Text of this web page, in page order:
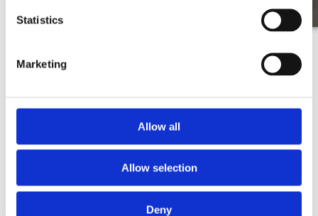
Statistics
Marketing
Allow all
Allow selection
Deny
Hier niet dé job gevonden?
Kijk zeker nog even verder. Wij hebben nog tal
van interessante vacatures voor onze vestiging
in Leuven.